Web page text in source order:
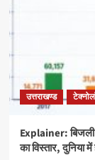
उत्तराखण्ड
Explainer: बिजली
का विस्तार, दुनिया